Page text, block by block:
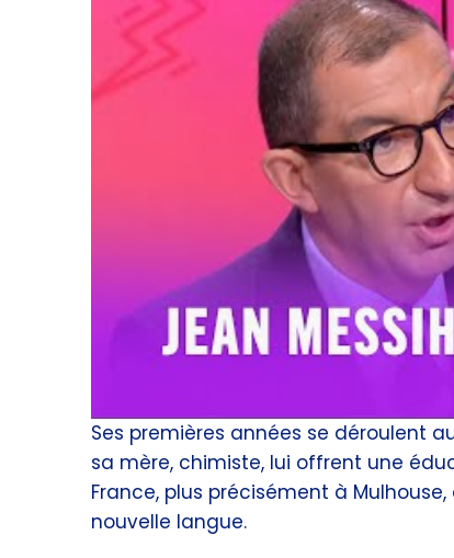
Ses premières années se déroulent
sa mère, chimiste, lui offrent une
France, plus précisément à
nouvelle langue.